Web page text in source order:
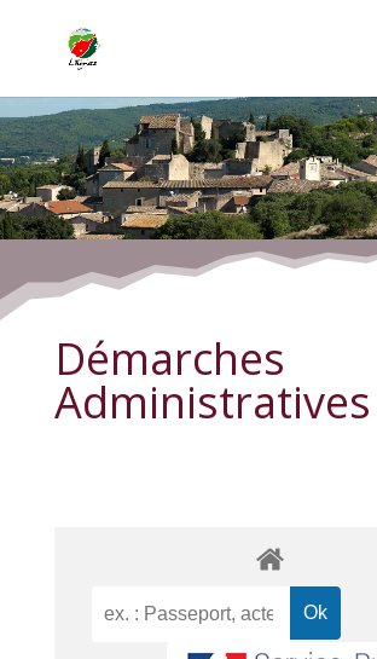
Démarches Administratives
Démarches
Administratives